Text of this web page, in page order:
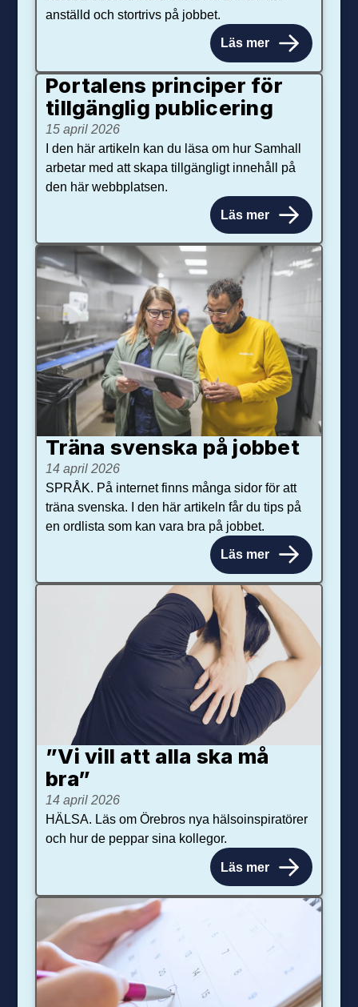
anställd och stortrivs på jobbet.
Läs mer
Portalens principer för
tillgänglig publicering
15 april 2026
I den här artikeln kan du läsa om hur Samhall
arbetar med att skapa tillgängligt innehåll på
den här webbplatsen.
Läs mer
Träna svenska på jobbet
14 april 2026
SPRÅK. På internet finns många sidor för att
träna svenska. I den här artikeln får du tips på
en ordlista som kan vara bra på jobbet.
Läs mer
”Vi vill att alla ska må
bra”
14 april 2026
HÄLSA. Läs om Örebros nya hälsoinspiratörer
och hur de peppar sina kollegor.
Läs mer